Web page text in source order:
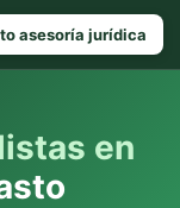
asesoría jurídica
en